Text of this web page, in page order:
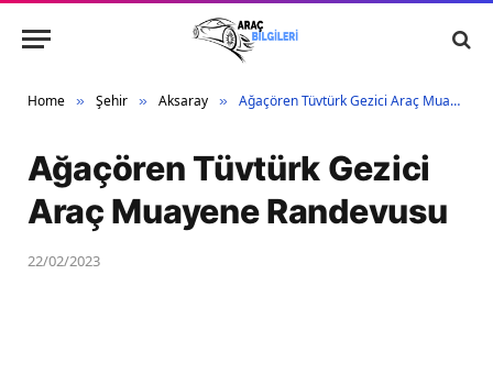
Home » Şehir » Aksaray » Ağaçören Tüvtürk Gezici Araç Muayene Randevusu
Ağaçören Tüvtürk Gezici
Araç Muayene Randevusu
22/02/2023